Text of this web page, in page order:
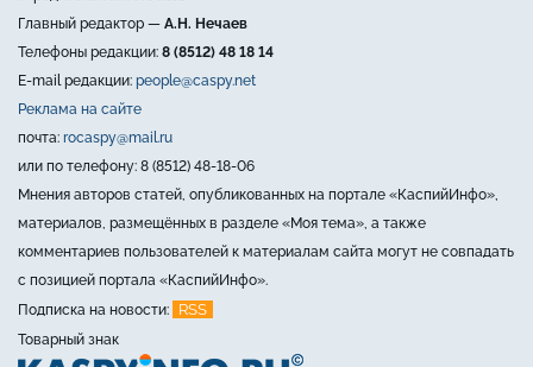
Главный редактор — А.Н. Нечаев
Телефоны редакции: 8 (8512) 48 18 14
E-mail редакции: people@caspy.net
Реклама на сайте
почта: rocaspy@mail.ru
или по телефону: 8 (8512) 48-18-06
Мнения авторов статей, опубликованных на портале «КаспийИнфо»,
материалов, размещённых в разделе «Моя тема», а также
комментариев пользователей к материалам сайта могут не совпадать
с позицией портала «КаспийИнфо».
Подписка на новости:
RSS
Товарный знак